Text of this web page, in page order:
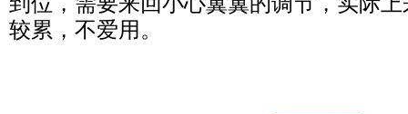
较累，不爱用。